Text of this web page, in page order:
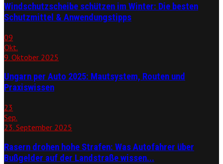
Windschutzscheibe schützen im Winter: Die besten
Schutzmittel & Anwendungstipps
09
Okt.
9. Oktober 2025
Ungarn per Auto 2025: Mautsystem, Routen und
Praxiswissen
23
Sep.
23. September 2025
Rasern drohen hohe Strafen: Was Autofahrer über
Bußgelder auf der Landstraße wissen...